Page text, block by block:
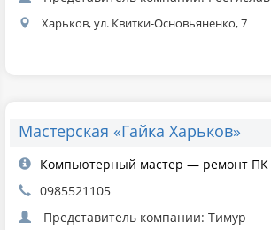
Харьков, ул. Квитки-Основьяненко, 7
Мастерская «Гайка Харьков»
Компьютерный мастер — ремонт ПК
0985521105
Представитель компании: Тимур